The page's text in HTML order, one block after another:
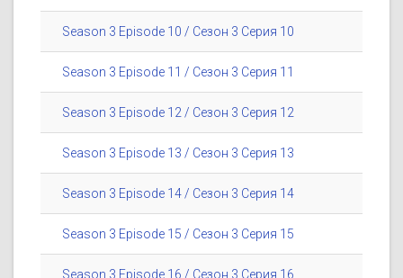
Season 3 Episode 10 / Сезон 3 Серия 10
Season 3 Episode 11 / Сезон 3 Серия 11
Season 3 Episode 12 / Сезон 3 Серия 12
Season 3 Episode 13 / Сезон 3 Серия 13
Season 3 Episode 14 / Сезон 3 Серия 14
Season 3 Episode 15 / Сезон 3 Серия 15
Season 3 Episode 16 / Сезон 3 Серия 16